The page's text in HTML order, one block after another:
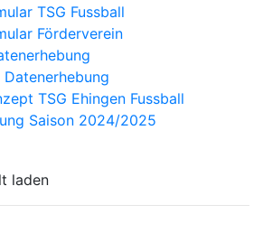
TSG Fussball
Förderverein
TSG Ehingen Fussball
Saison 2024/2025